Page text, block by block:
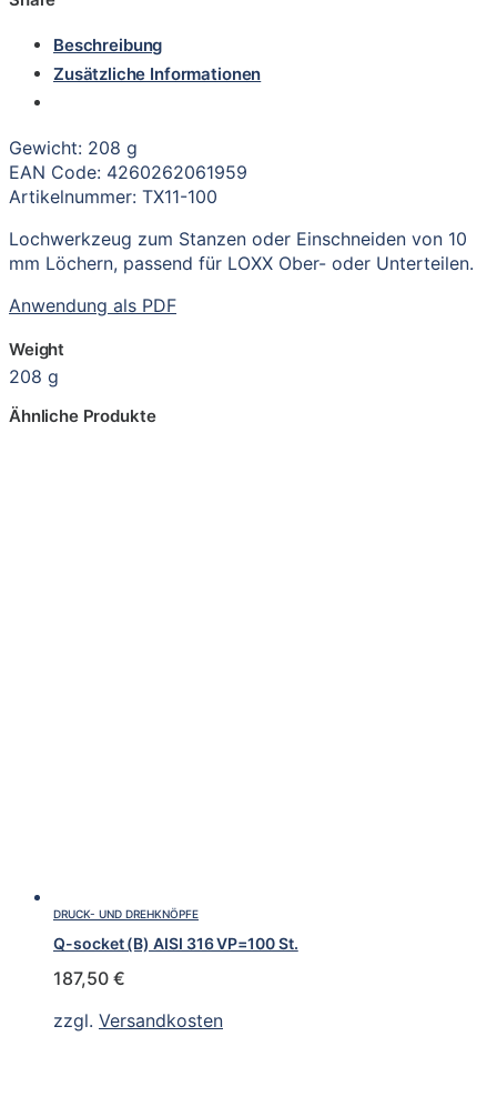
Beschreibung
Zusätzliche Informationen
Gewicht: 208 g
EAN Code: 4260262061959
Artikelnummer: TX11-100
Lochwerkzeug zum Stanzen oder Einschneiden von 10
mm Löchern, passend für LOXX Ober- oder Unterteilen.
Anwendung als PDF
Weight
208 g
Ähnliche Produkte
DRUCK- UND DREHKNÖPFE
Q-socket (B) AISI 316 VP=100 St.
187,50 €
zzgl. Versandkosten